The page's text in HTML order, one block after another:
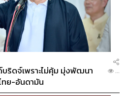
TEAM
รรณาธิการ THE STANDARD
ริดจ์เพราะไม่คุ้ม มุ่งพัฒนา
ทย-อันดามัน
...